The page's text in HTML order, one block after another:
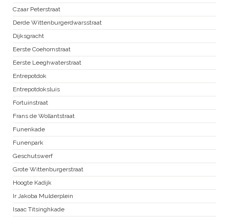
Czaar Peterstraat
Derde Wittenburgerdwarsstraat
Dijksgracht
Eerste Coehornstraat
Eerste Leeghwaterstraat
Entrepotdok
Entrepotdoksluis
Fortuinstraat
Frans de Wollantstraat
Funenkade
Funenpark
Geschutswerf
Grote Wittenburgerstraat
Hoogte Kadijk
Ir Jakoba Mulderplein
Isaac Titsinghkade